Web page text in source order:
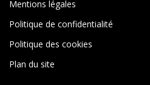
Mentions légales
Politique de confidentialité
Politique des cookies
Plan du site